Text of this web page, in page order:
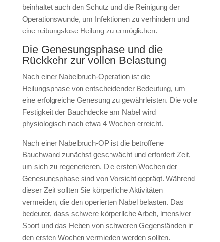
beinhaltet auch den Schutz und die Reinigung der
Operationswunde, um Infektionen zu verhindern und
eine reibungslose Heilung zu ermöglichen.
Die Genesungsphase und die
Rückkehr zur vollen Belastung
Nach einer Nabelbruch-Operation ist die
Heilungsphase von entscheidender Bedeutung, um
eine erfolgreiche Genesung zu gewährleisten. Die volle
Festigkeit der Bauchdecke am Nabel wird
physiologisch nach etwa 4 Wochen erreicht.
Nach einer Nabelbruch-OP ist die betroffene
Bauchwand zunächst geschwächt und erfordert Zeit,
um sich zu regenerieren. Die ersten Wochen der
Genesungsphase sind von Vorsicht geprägt. Während
dieser Zeit sollten Sie körperliche Aktivitäten
vermeiden, die den operierten Nabel belasten. Das
bedeutet, dass schwere körperliche Arbeit, intensiver
Sport und das Heben von schweren Gegenständen in
den ersten Wochen vermieden werden sollten.